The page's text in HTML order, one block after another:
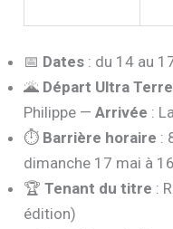
📅 Dates : du 14 au
🌋 Départ Ultra
Philippe —Arrivée :
⏱️ Barrière horaire :
dimanche 17 mai à
🏆Tenant du titre :
édition)